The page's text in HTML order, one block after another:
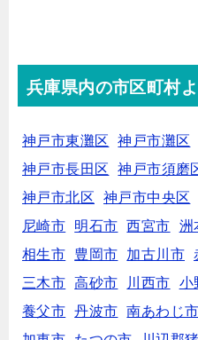
兵庫県内の市区町村
神戸市東灘区 神戸市灘区
神戸市長田区
神戸市須磨
神戸市北区
神戸市中央区
尼崎市
明石市 西宮市 洲
相生市
豊岡市 加古川市
三木市
高砂市 川西市 小
養父市
丹波市 南あわじ市